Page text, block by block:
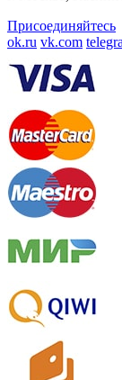
Присоединяйтесь
ok.ru vk.com